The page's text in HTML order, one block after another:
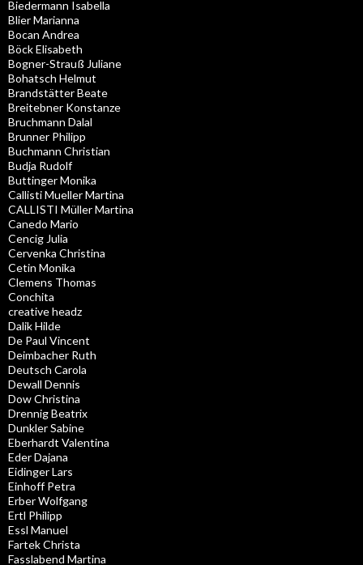
Biedermann Isabella
Blier Marianna
Bocan Andrea
Böck Elisabeth
Bogner-Strauß Juliane
Bohatsch Helmut
Brandstätter Beate
Breitebner Konstanze
Bruchmann Dalal
Brunner Philipp
Buchmann Christian
Budja Rudolf
Buttinger Monika
Callisti Mueller Martina
CALLISTI Müller Martina
Canedo Mario
Cencig Julia
Cervenka Christina
Cetin Monika
Clemens Thomas
Conchita
creative headz
Dalik Hilde
De Paul Vincent
Deimbacher Ruth
Deutsch Carola
Dewall Dennis
Dow Christina
Drennig Beatrix
Dunkler Sabine
Eberhardt Valentina
Eder Dajana
Eidinger Lars
Einhoff Petra
Erber Wolfgang
Ertl Philipp
Essl Manuel
Fartek Christa
Fasslabend Martina